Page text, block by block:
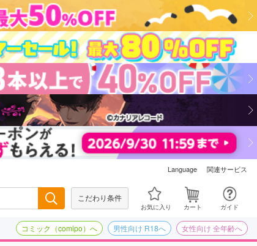
Language 関連サービス
こだわり条件
お気に入り カート ガイド
コミック（comipo）へ 男性向け R18へ 女性向け 全年齢へ